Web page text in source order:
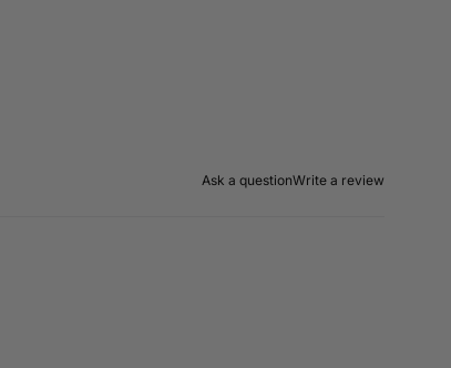
Ask a questionWrite a review